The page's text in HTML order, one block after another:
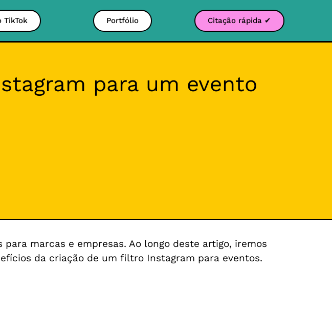
Portfólio Citação rápida ✔
para um evento
marcas e empresas. Ao longo deste artigo, iremos
da criação de um filtro Instagram para eventos.